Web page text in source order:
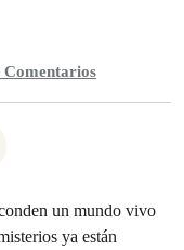
Comentarios
un mundo vivo
ya están